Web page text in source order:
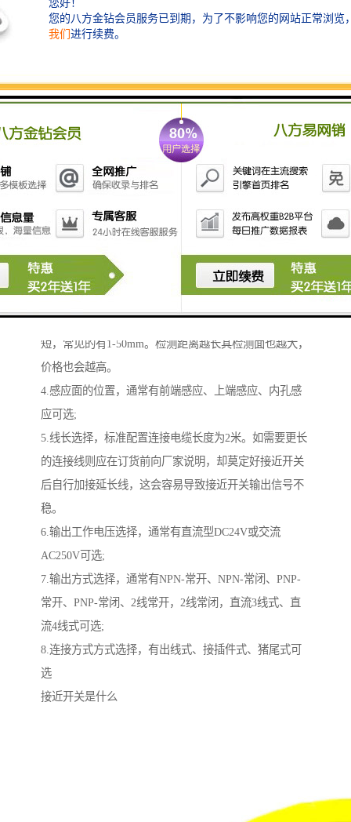
在防盗系统中，自动门通常使用热释电接近开关、超声
波接近开关、微波接近开关。有时为了提高识别的可靠
无论选用哪种接近开关，都应注意对工作电压、负载电
流、响应频率、检测距离等各项指标的要求。
1.根据检测物体选择接近开关类型。如果检测物体为金
属选电感式接近开关，如果检测物体为非金属如木材、
塑料、纸、水等或较小较细的金属则应选择电容式接近
2.外形选择，这可以根据接近开关安装的位置决定，通
选。如果选择圆柱形则应考虑好需要直径多大的，如选
择方型的也须选择检测面直径。
3.感应距离选择，一般来说接近开关检测距离都比较
短，常见的有1-50mm。检测距离越长其检测面也越大，
价格也会越高。
4.感应面的位置，通常有前端感应、上端感应、内孔感
应可选;
5.线长选择，标准配置连接电缆长度为2米。如需要更长
的连接线则应在订货前向厂家说明，却莫定好接近开关
后自行加接延长线，这会容易导致接近开关输出信号不
稳。
6.输出工作电压选择，通常有直流型DC24V或交流
AC250V可选;
7.输出方式选择，通常有NPN-常开、NPN-常闭、PNP-
常开、PNP-常闭、2线常开，2线常闭，直流3线式、直
流4线式可选;
8.连接方式方式选择，有出线式、接插件式、猪尾式可
选
接近开关是什么